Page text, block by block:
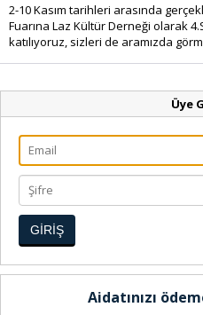
2-10 Kasım tarihleri arasında
Fuarına Laz Kültür Derneği olarak
katılıyoruz, sizleri de aramızda
Üye
GİRİŞ
Aidatınızı